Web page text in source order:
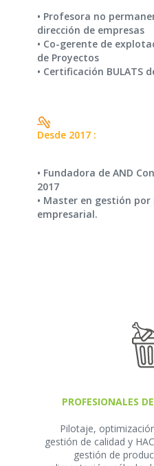
• Profesora no
dirección de empresas
• Co-gerente de
de Proyectos
• Certificación BULATS
Desde 2017 :
• Fundadora de AND
2017
• Master en gestión
empresarial.
PROFESIONALES
Pilotaje,
gestión de calidad y
gestión de